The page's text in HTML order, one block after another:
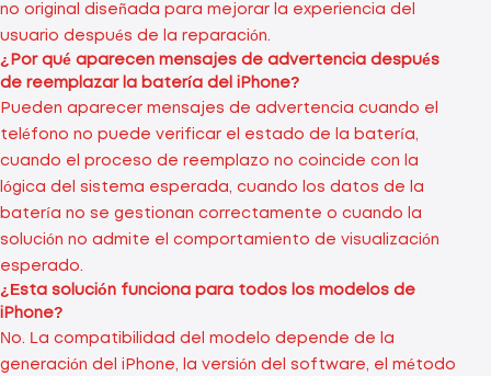
no original diseñada para mejorar la experiencia del
usuario después de la reparación.
¿Por qué aparecen mensajes de advertencia después
de reemplazar la batería del iPhone?
Pueden aparecer mensajes de advertencia cuando el
teléfono no puede verificar el estado de la batería,
cuando el proceso de reemplazo no coincide con la
lógica del sistema esperada, cuando los datos de la
batería no se gestionan correctamente o cuando la
solución no admite el comportamiento de visualización
esperado.
¿Esta solución funciona para todos los modelos de
iPhone?
No. La compatibilidad del modelo depende de la
generación del iPhone, la versión del software, el método